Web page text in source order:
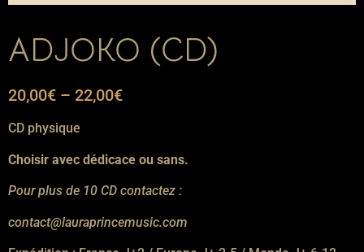
ADJOKO (CD)
20,00€ – 22,00€
CD physique
Choisir avec dédicace ou sans.
Pour plus de 10 CD contactez :
contact@lauraprincemusic.com